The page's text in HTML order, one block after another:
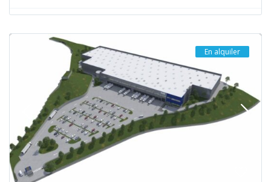
En alquiler